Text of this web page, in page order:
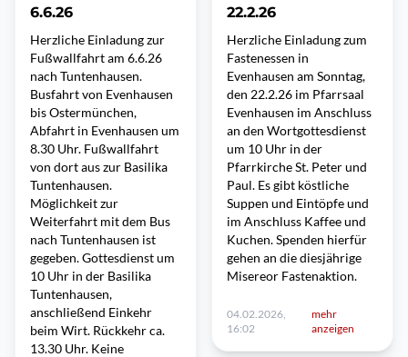
6.6.26
Herzliche Einladung zur
Fußwallfahrt am 6.6.26
nach Tuntenhausen.
Busfahrt von Evenhausen
bis Ostermünchen,
Abfahrt in Evenhausen um
8.30 Uhr. Fußwallfahrt
von dort aus zur Basilika
Tuntenhausen.
Möglichkeit zur
Weiterfahrt mit dem Bus
nach Tuntenhausen ist
gegeben. Gottesdienst um
10 Uhr in der Basilika
Tuntenhausen,
anschließend Einkehr
beim Wirt. Rückkehr ca.
13.30 Uhr. Keine
22.2.26
Herzliche Einladung zum
Fastenessen in
Evenhausen am Sonntag,
den 22.2.26 im Pfarrsaal
Evenhausen im Anschluss
an den Wortgottesdienst
um 10 Uhr in der
Pfarrkirche St. Peter und
Paul. Es gibt köstliche
Suppen und Eintöpfe und
im Anschluss Kaffee und
Kuchen. Spenden hierfür
gehen an die diesjährige
Misereor Fastenaktion.
04.02.2026,
16:02
mehr
anzeigen